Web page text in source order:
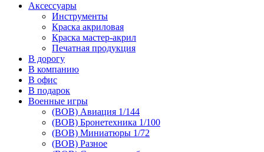
Аксессуары
Инструменты
Краска акриловая
Краска мастер-акрил
Печатная продукция
В дорогу
В компанию
В офис
В подарок
Военные игры
(ВОВ) Авиация 1/144
(ВОВ) Бронетехника 1/100
(ВОВ) Миниатюры 1/72
(ВОВ) Разное